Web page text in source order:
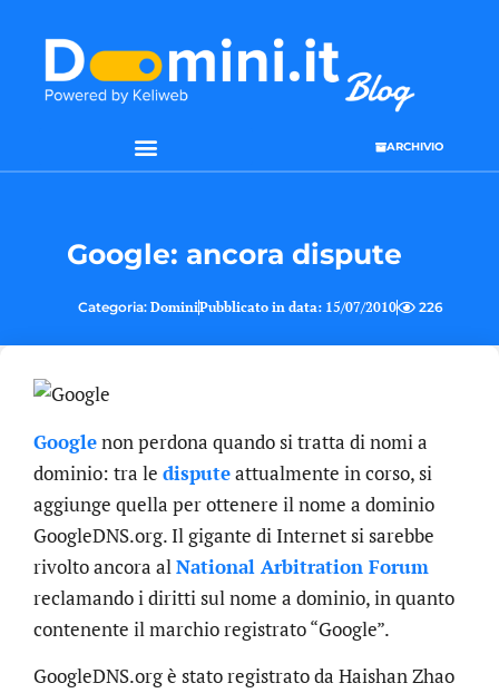
ARCHIVIO
Google: ancora dispute
Categoria: DominiPubblicato in data: 15/07/2010 226
Googlenon perdona quando si tratta di nomi a
dominio: tra le disputeattualmente in corso, si
aggiunge quella per ottenere il nome a dominio
GoogleDNS.org. Il gigante di Internet si sarebbe
rivolto ancora alNational Arbitration Forum
reclamando i diritti sul nome a dominio, in quanto
contenente il marchio registrato “Google”.
GoogleDNS.org è stato registrato da Haishan Zhao